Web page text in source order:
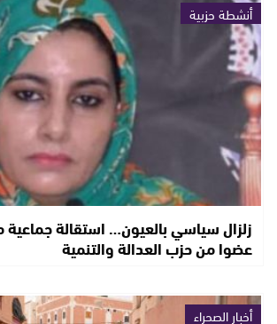
أنشطة حزبية
عضوا من حزب العدالة والتنمية
أخبار الصحراء